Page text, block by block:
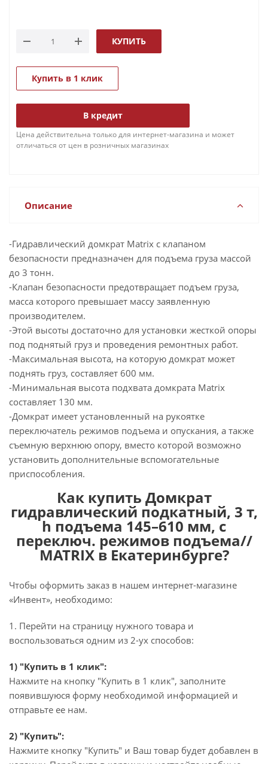
КУПИТЬ
Купить в 1 клик
В кредит
Цена действительна только для интернет-магазина и может
отличаться от цен в розничных магазинах
Описание
-Гидравлический домкрат Matrix с клапаном
безопасности предназначен для подъема груза массой
до 3 тонн.
-Клапан безопасности предотвращает подъем груза,
масса которого превышает массу заявленную
производителем.
-Этой высоты достаточно для установки жесткой опоры
под поднятый груз и проведения ремонтных работ.
-Максимальная высота, на которую домкрат может
поднять груз, составляет 600 мм.
-Минимальная высота подхвата домкрата Matrix
составляет 130 мм.
-Домкрат имеет установленный на рукоятке
переключатель режимов подъема и опускания, а также
съемную верхнюю опору, вместо которой возможно
установить дополнительные вспомогательные
приспособления.
Как купить Домкрат
гидравлический подкатный, 3 т,
h подъема 145–610 мм, с
переключ. режимов подъема//
MATRIX в Екатеринбурге?
Чтобы оформить заказ в нашем интернет-магазине
«Инвент», необходимо:
1. Перейти на страницу нужного товара и
воспользоваться одним из 2-ух способов:
1) "Купить в 1 клик":
Нажмите на кнопку "Купить в 1 клик", заполните
появившуюся форму необходимой информацией и
отправьте ее нам.
2) "Купить":
Нажмите кнопку "Купить" и Ваш товар будет добавлен в